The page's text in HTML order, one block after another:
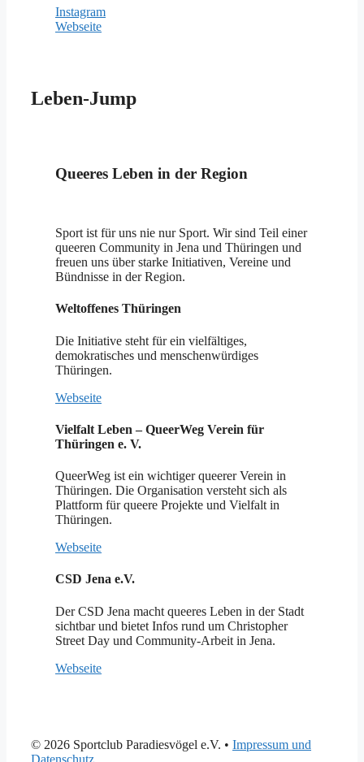
Instagram
Webseite
Leben-Jump
Queeres Leben in der Region
Sport ist für uns nie nur Sport. Wir sind Teil einer
queeren Community in Jena und Thüringen und
freuen uns über starke Initiativen, Vereine und
Bündnisse in der Region.
Weltoffenes Thüringen
Die Initiative steht für ein vielfältiges,
demokratisches und menschenwürdiges
Thüringen.
Webseite
Vielfalt Leben – QueerWeg Verein für
Thüringen e. V.
QueerWeg ist ein wichtiger queerer Verein in
Thüringen. Die Organisation versteht sich als
Plattform für queere Projekte und Vielfalt in
Thüringen.
Webseite
CSD Jena e.V.
Der CSD Jena macht queeres Leben in der Stadt
sichtbar und bietet Infos rund um Christopher
Street Day und Community-Arbeit in Jena.
Webseite
© 2026 Sportclub Paradiesvögel e.V. • Impressum und
Datenschutz